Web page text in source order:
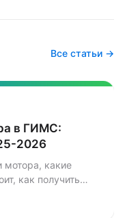
Все статьи →
в ГИМС:
2026
мотора, какие
как получить
— всё в